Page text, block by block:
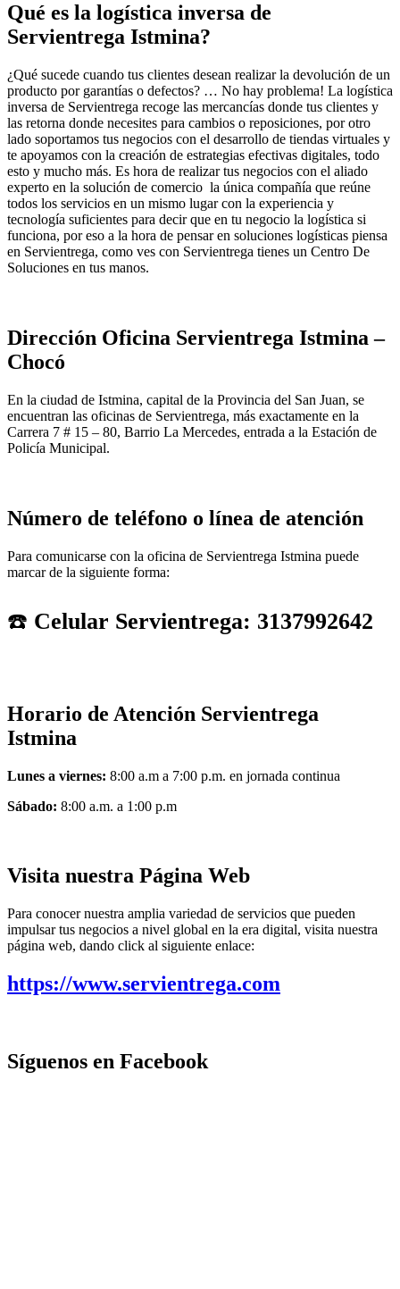
Qué es la logística inversa de
Servientrega Istmina?
¿Qué sucede cuando tus clientes desean realizar la devolución de un
producto por garantías o defectos? … No hay problema! La logística
inversa de Servientrega recoge las mercancías donde tus clientes y
las retorna donde necesites para cambios o reposiciones, por otro
lado soportamos tus negocios con el desarrollo de tiendas virtuales y
te apoyamos con la creación de estrategias efectivas digitales, todo
esto y mucho más. Es hora de realizar tus negocios con el aliado
experto en la solución de comercio la única compañía que reúne
todos los servicios en un mismo lugar con la experiencia y
tecnología suficientes para decir que en tu negocio la logística si
funciona, por eso a la hora de pensar en soluciones logísticas piensa
en Servientrega, como ves con Servientrega tienes un Centro De
Soluciones en tus manos.
Dirección Oficina Servientrega Istmina –
Chocó
En la ciudad de Istmina, capital de la Provincia del San Juan, se
encuentran las oficinas de Servientrega, más exactamente en la
Carrera 7 # 15 – 80, Barrio La Mercedes, entrada a la Estación de
Policía Municipal.
Número de teléfono o línea de atención
Para comunicarse con la oficina de Servientrega Istmina puede
marcar de la siguiente forma:
☎️ Celular Servientrega: 3137992642
Horario de Atención Servientrega
Istmina
Lunes a viernes: 8:00 a.m a 7:00 p.m. en jornada continua
Sábado: 8:00 a.m. a 1:00 p.m
Visita nuestra Página Web
Para conocer nuestra amplia variedad de servicios que pueden
impulsar tus negocios a nivel global en la era digital, visita nuestra
página web, dando click al siguiente enlace:
https://www.servientrega.com
Síguenos en Facebook